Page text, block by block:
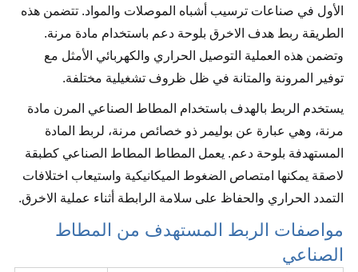
الأول في صناعات ترسيب أشباه الموصلات والمواد. تتضمن هذه
الطريقة ربط هدف الاخرق بلوحة دعم باستخدام مادة مرنة.
وتضمن هذه العملية التوصيل الحراري والكهربائي الأمثل مع
توفير المرونة والمتانة في ظل ظروف تشغيلية مختلفة.
يستخدم الربط بالهدف باستخدام المطاط الصناعي المرن مادة
مرنة، وهي عبارة عن بوليمر ذو خصائص مرنة، لربط المادة
المستهدفة بلوحة دعم. يعمل المطاط المطاط الصناعي كطبقة
لاصقة يمكنها امتصاص الضغوط الميكانيكية واستيعاب اختلافات
التمدد الحراري والحفاظ على سلامة الرابطة أثناء عملية الاخرق.
مواصفات الربط المستهدف من المطاط
الصناعي